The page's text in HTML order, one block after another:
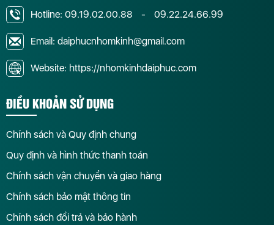
Hotline: 09.19.02.00.88 - 09.22.24.66.99
Email: daiphucnhomkinh@gmail.com
Website: https://nhomkinhdaiphuc.com
ĐIỀU KHOẢN SỬ DỤNG
Chính sách và Quy định chung
Quy định và hình thức thanh toán
Chính sách vận chuyển và giao hàng
Chính sách bảo mật thông tin
Chính sách đổi trả và bảo hành